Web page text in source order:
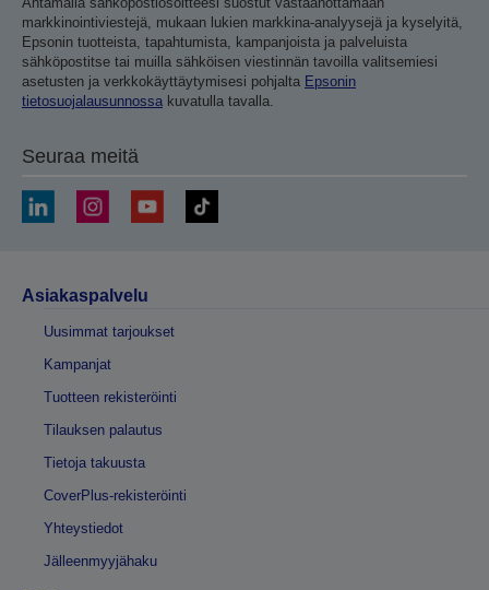
markkinointiviestejä, mukaan lukien markkina-analyysejä ja kyselyitä,
Epsonin tuotteista, tapahtumista, kampanjoista ja palveluista
sähköpostitse tai muilla sähköisen viestinnän tavoilla valitsemiesi
asetusten ja verkkokäyttäytymisesi pohjalta Epsonin
tietosuojalausunnossa kuvatulla tavalla.
Seuraa meitä
Asiakaspalvelu
Uusimmat tarjoukset
Kampanjat
Tuotteen rekisteröinti
Tilauksen palautus
Tietoja takuusta
CoverPlus-rekisteröinti
Yhteystiedot
Jälleenmyyjähaku